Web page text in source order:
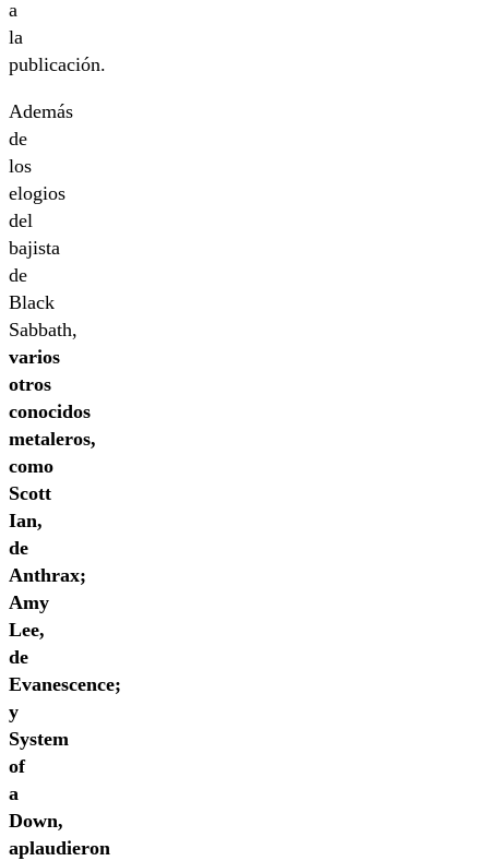
a
la
publicación.
Además
de
los
elogios
del
bajista
de
Black
Sabbath,
varios
otros
conocidos
metaleros,
como
Scott
Ian,
de
Anthrax;
Amy
Lee,
de
Evanescence;
y
System
of
a
Down,
aplaudieron